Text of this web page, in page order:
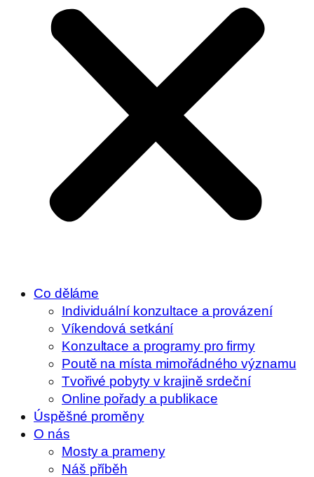
Co děláme
Individuální konzultace a provázení
Víkendová setkání
Konzultace a programy pro firmy
Poutě na místa mimořádného významu
Tvořivé pobyty v krajině srdeční
Online pořady a publikace
Úspěšné proměny
O nás
Mosty a prameny
Náš příběh